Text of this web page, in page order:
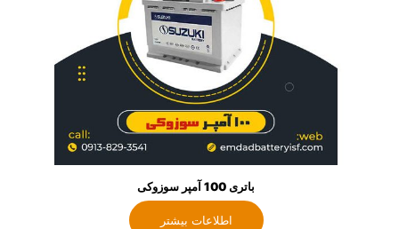
باتری 100 آمپر سوزوکی
اطلاعات بیشتر